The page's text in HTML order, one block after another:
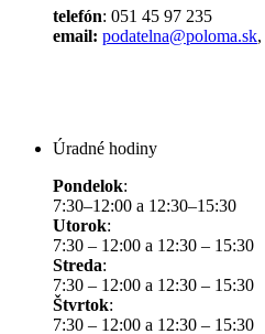
telefón: 051 45 97 235
email: podatelna@poloma.sk,
Úradné hodiny
Pondelok:
7:30–12:00 a 12:30–15:30
Utorok:
7:30 – 12:00 a 12:30 – 15:30
Streda:
7:30 – 12:00 a 12:30 – 15:30
Štvrtok:
7:30 – 12:00 a 12:30 – 15:30